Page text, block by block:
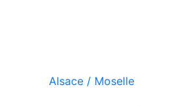
Alsace / Moselle